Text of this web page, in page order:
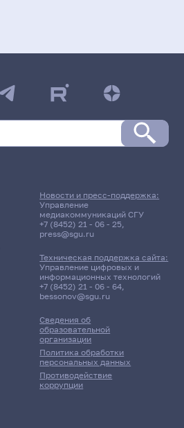
Сведения об
образовательной
организации
Политика обработки
персональных данных
Противодействие
коррупции
Новости и пресс-поддержка:
Управление
медиакоммуникаций СГУ
+7 (8452) 21 - 06 - 25,
press@sgu.ru
Техническая поддержка сайта:
Управление цифровых и
информационных технологий
+7 (8452) 21 - 06 - 64,
bessonov@sgu.ru